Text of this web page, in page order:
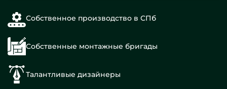
Собственное производство в СПб
Собственные монтажные бригады
Талантливые дизайнеры